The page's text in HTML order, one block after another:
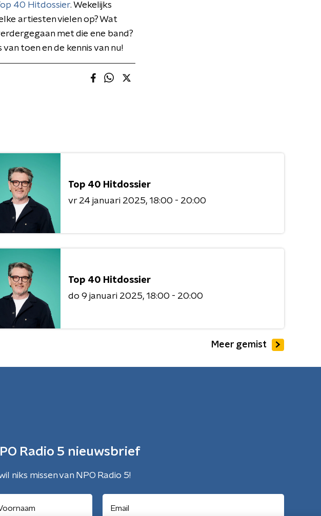
40 Hitdossier. Wekelijks
artiesten vielen op? Wat
met die ene band?
toen en de kennis van nu!
Top 40 Hitdossier
vr 24 januari 2025 18:00 - 20:00
Top 40 Hitdossier
do 9 januari 2025 18:00 - 20:00
Meer gemist
Radio 5 nieuwsbrief
wil niks missen van NPO Radio 5!